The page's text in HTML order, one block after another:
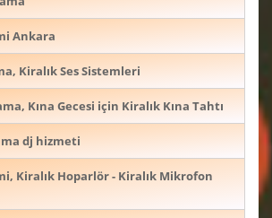
Ankara
Kiralık Ses Sistemleri
Kına Gecesi için Kiralık Kına Tahtı
dj hizmeti
Kiralık Hoparlör - Kiralık Mikrofon